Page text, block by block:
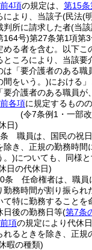
前4項の規定は、 第15
により、当該子(民法(
判所に請求した者(当
164号)第27条第1項第
める者を含む。以下こ
ところにより、当該要
は「要介護者のある職
間をいう。)における」
「要介護者のある職員
前各項に規定するもの
(令7条例1・一部
日)
職員は、国民の祝
除き、正規の勤務時間
。)についても、同様と
日の代休日)
条
任命権者は、職員
勤務時間が割り振られ
て特に勤務することを
日後の勤務日等(第7条
前項の規定により代休
れるときを除き、正規
暇の種類)